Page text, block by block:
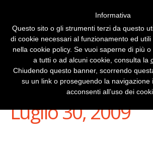
Stai Visualizzando
Luglio 30, 2009
Informativa
Questo sito o gli strumenti terzi da questo
di cookie necessari al funzionamento ed
nella cookie policy. Se vuoi saperne di più
a tutti o ad alcuni cookie, consulta la
Chiudendo questo banner, scorrendo
su un link o proseguendo la navigazione
acconsenti all’uso dei